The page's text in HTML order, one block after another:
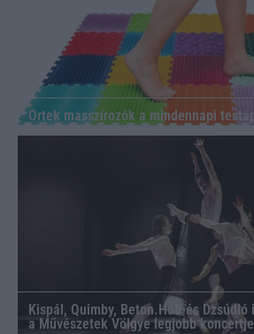
Ortek masszírozók a mindennapi
Kispál, Quimby, Beton.Hofi és
a Művészetek Völgye legjobb